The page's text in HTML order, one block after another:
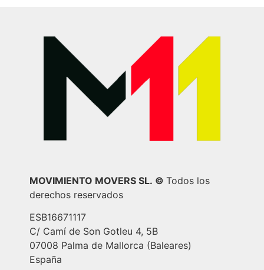
MOVIMIENTO MOVERS SL. © Todos los
derechos reservados
ESB16671117
C/ Camí de Son Gotleu 4, 5B
07008 Palma de Mallorca (Baleares)
España